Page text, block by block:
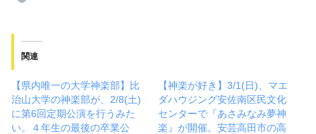
関連
【県内唯一の大学神楽部】比
治山大学の神楽部が、2/8(土)
に第6回定期公演を行うみた
い。４年生の最後の卒業公
【神楽が好き】3/1(日)、マエ
ダハウジング安佐南区民文化
センターで『あさみなみ夢神
楽』が開催。安芸高田市の高